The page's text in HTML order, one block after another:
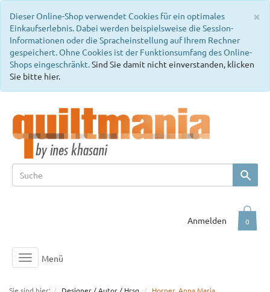
×
Dieser Online-Shop verwendet Cookies für ein optimales
Einkaufserlebnis. Dabei werden beispielsweise die Session-
Informationen oder die Spracheinstellung auf Ihrem Rechner
gespeichert. Ohne Cookies ist der Funktionsumfang des Online-
Shops eingeschränkt.Sind Sie damit nicht einverstanden, klicken
Sie bitte hier.
0
Anmelden
Toggle
navigation
Menü